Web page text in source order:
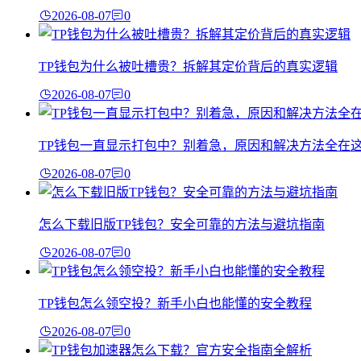
2026-08-07 0
TP钱包为什么被吐槽贵？拆解其定价背后的真实逻辑
2026-08-07 0
TP钱包一直显示打包中？别着急，原因和解决方法全在
2026-08-07 0
怎么下载旧版TP钱包？安全可靠的方法与避坑指南
2026-08-07 0
TP钱包怎么领空投？新手小白也能懂的安全教程
2026-08-07 0